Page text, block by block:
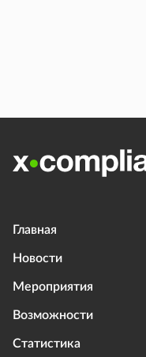
Главная
Новости
Мероприятия
Возможности
Статистика